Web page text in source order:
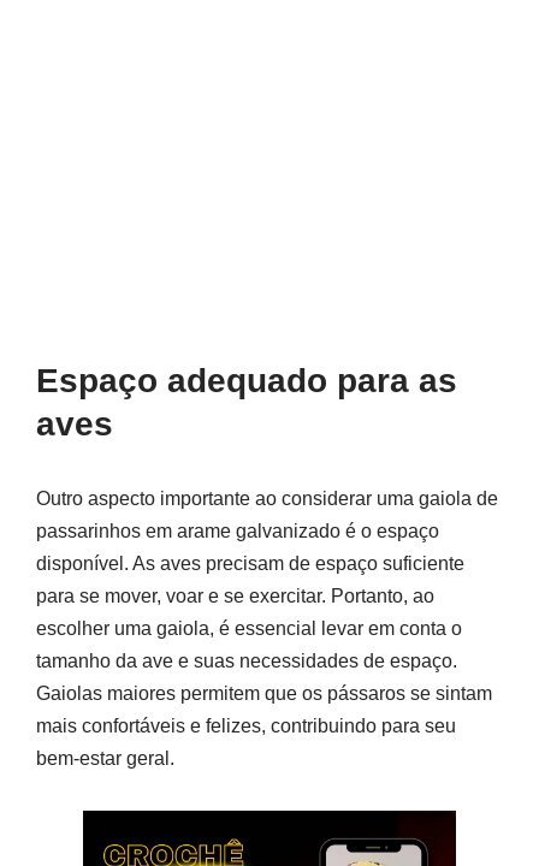
Espaço adequado para as
aves
Outro aspecto importante ao considerar uma gaiola de
passarinhos em arame galvanizado é o espaço
disponível. As aves precisam de espaço suficiente
para se mover, voar e se exercitar. Portanto, ao
escolher uma gaiola, é essencial levar em conta o
tamanho da ave e suas necessidades de espaço.
Gaiolas maiores permitem que os pássaros se sintam
mais confortáveis e felizes, contribuindo para seu
bem-estar geral.